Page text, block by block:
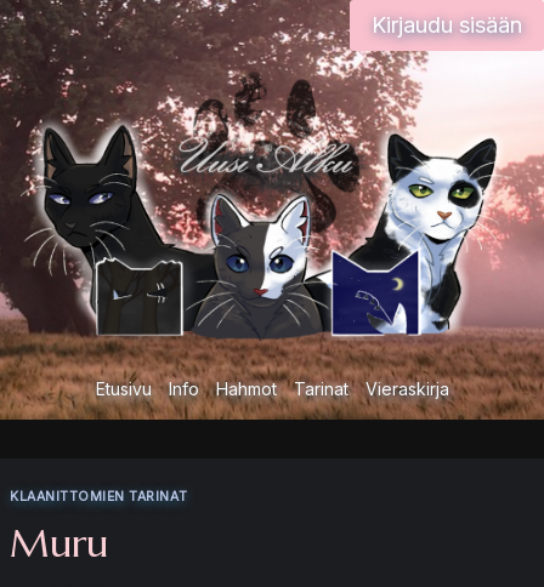
Siirry
sisältöön
Kirjaudu sisään
Etusivu Info Hahmot Tarinat Vieraskirja
KLAANITTOMIEN TARINAT
Muru